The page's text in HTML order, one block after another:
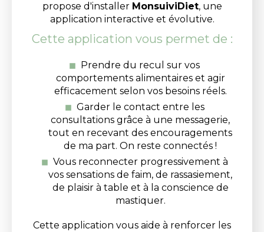
propose d'installer MonsuiviDiet, une
application interactive et évolutive.
Cette application vous permet de :
Prendre du recul sur vos
comportements alimentaires et agir
efficacement selon vos besoins réels.
Garder le contact entre les
consultations grâce à une messagerie,
tout en recevant des encouragements
de ma part. On reste connectés !
Vous reconnecter progressivement à
vos sensations de faim, de rassasiement,
de plaisir à table et à la conscience de
mastiquer.
Cette application vous aide à renforcer les